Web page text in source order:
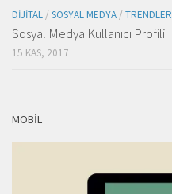
DIJITAL / SOSYAL MEDYA / TRENDLER
Sosyal Medya Kullanıcı Profili
15 KAS, 2017
MOBIL